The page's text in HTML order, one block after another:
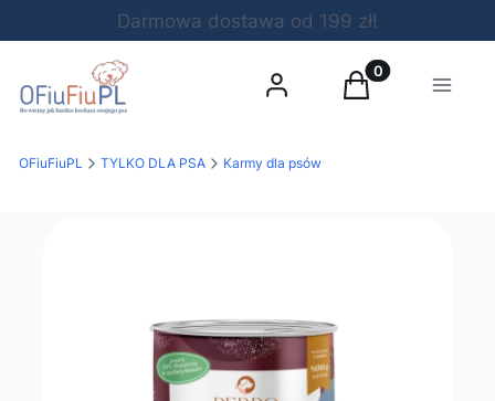
Darmowa dostawa od 199 zł!
Zaloguj sięProdukty w
Koszyk Menu
OFiuFiuPL TYLKO DLA PSA Karmy dla psów